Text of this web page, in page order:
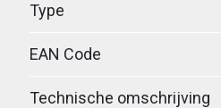
Type
EAN Code
Technische omschrijving